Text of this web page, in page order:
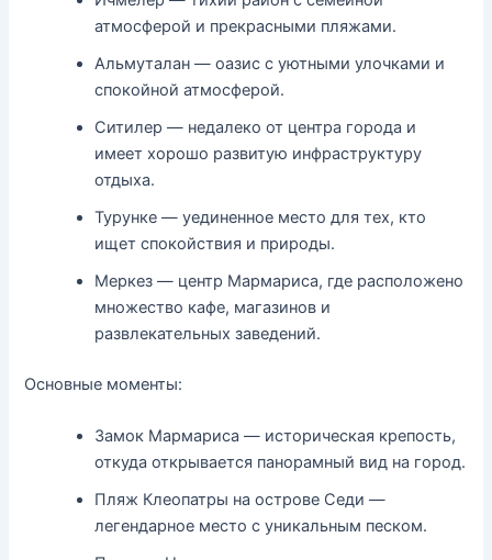
атмосферой и прекрасными пляжами.
Альмуталан — оазис с уютными улочками и
спокойной атмосферой.
Ситилер — недалеко от центра города и
имеет хорошо развитую инфраструктуру
отдыха.
Турунке — уединенное место для тех, кто
ищет спокойствия и природы.
Меркез — центр Мармариса, где расположено
множество кафе, магазинов и
развлекательных заведений.
Основные моменты:
Замок Мармариса — историческая крепость,
откуда открывается панорамный вид на город.
Пляж Клеопатры на острове Седи —
легендарное место с уникальным песком.